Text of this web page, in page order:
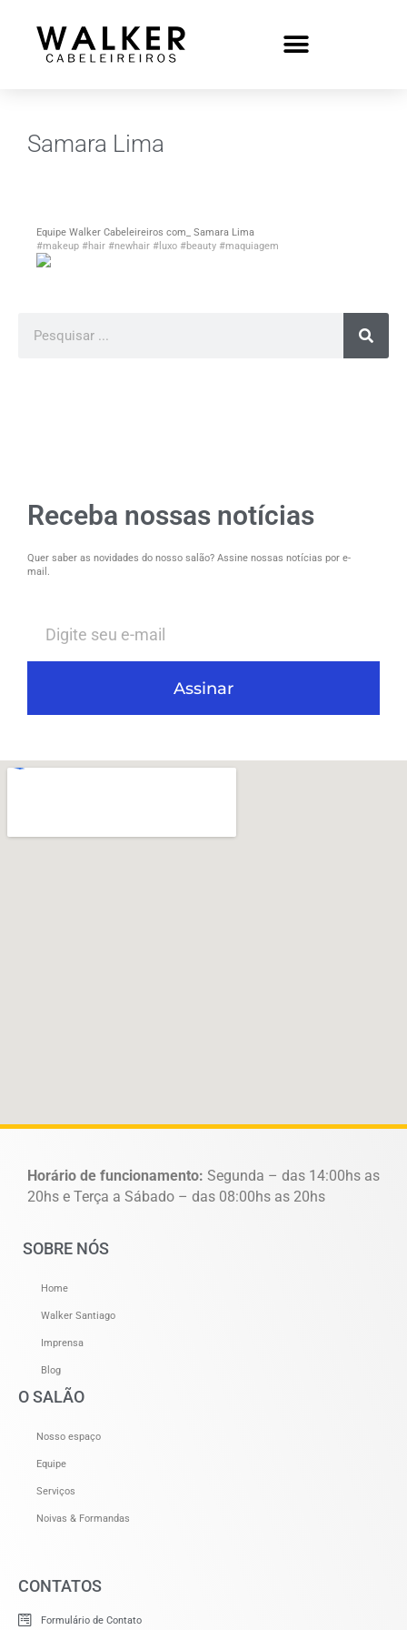
Samara Lima
Equipe Walker Cabeleireiros com_ Samara Lima
#makeup #hair #newhair #luxo #beauty #maquiagem
Receba nossas notícias
Quer saber as novidades do nosso salão? Assine nossas notícias por e-
mail.
Assinar
Horário de funcionamento: Segunda – das 14:00hs as
20hs e Terça a Sábado – das 08:00hs as 20hs
SOBRE NÓS
Home
Walker Santiago
Imprensa
Blog
O SALÃO
Nosso espaço
Equipe
Serviços
Noivas & Formandas
CONTATOS
Formulário de Contato